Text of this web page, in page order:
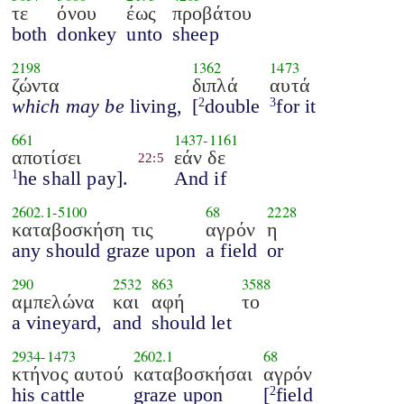
τε
both
όνου
donkey
έως
unto
προβάτου
sheep
2198
ζώντα
which may beliving,
1362
διπλά
[2double
1473
αυτά
3for it
661
αποτίσει
1 he shall pay].
22:5
1437-1161
εάν δε
And if
2602.1-5100
καταβοσκήση τις
any should graze upon
68
αγρόν
a field
2228
η
or
290
αμπελώνα
a vineyard,
2532
και
and
863
αφή
should let
3588
το
2934-1473
κτήνος αυτού
his cattle
2602.1
καταβοσκήσαι
graze upon
68
αγρόν
[2field